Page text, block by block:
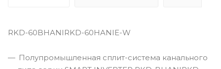
RKD-60BHANIRKD-60HANIE-W
Полупромышленная сплит-система канального